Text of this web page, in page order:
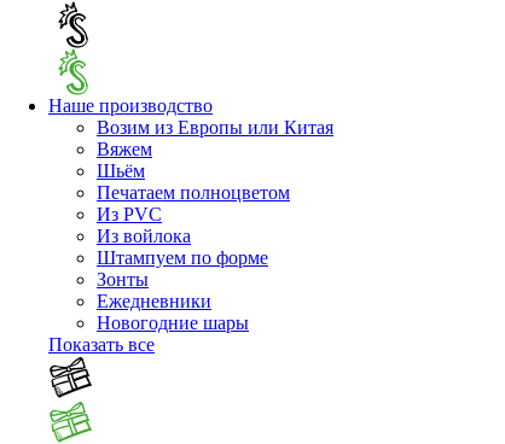
Наше производство
Возим из Европы или Китая
Вяжем
Шьём
Печатаем полноцветом
Из PVC
Из войлока
Штампуем по форме
Зонты
Ежедневники
Новогодние шары
Показать все